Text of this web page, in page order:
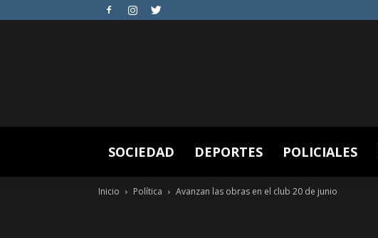
SOCIEDAD DEPORTES POLICIALES
Inicio Política Avanzan las obras en el club 20 de junio